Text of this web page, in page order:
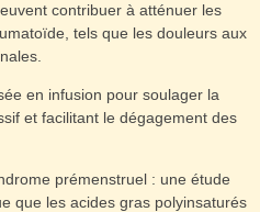
contribuer à atténuer les
tels que les douleurs aux
en infusion pour soulager la
et facilitant le dégagement des
prémenstruel : une étude
que les acides gras polyinsaturés